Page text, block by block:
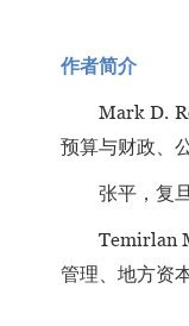
作者简介
Mark D.
预算与财政、
张平，复
Temirlan
管理、地方资